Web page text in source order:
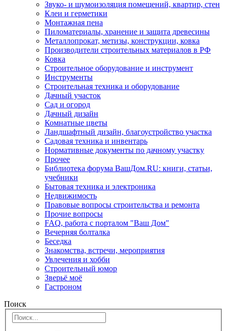
Звуко- и шумоизоляция помещений, квартир, стен
Клеи и герметики
Монтажная пена
Пиломатериалы, хранение и защита древесины
Металлопрокат, метизы, конструкции, ковка
Производители строительных материалов в РФ
Ковка
Строительное оборудование и инструмент
Инструменты
Строительная техника и оборудование
Дачный участок
Сад и огород
Дачный дизайн
Комнатные цветы
Ландшафтный дизайн, благоустройство участка
Садовая техника и инвентарь
Нормативные документы по дачному участку
Прочее
Библиотека форума ВашДом.RU: книги, статьи,
учебники
Бытовая техника и электроника
Недвижимость
Правовые вопросы строительства и ремонта
Прочие вопросы
FAQ, работа с порталом "Ваш Дом"
Вечерняя болталка
Беседка
Знакомства, встречи, мероприятия
Увлечения и хобби
Строительный юмор
Зверьё моё
Гастроном
Поиск